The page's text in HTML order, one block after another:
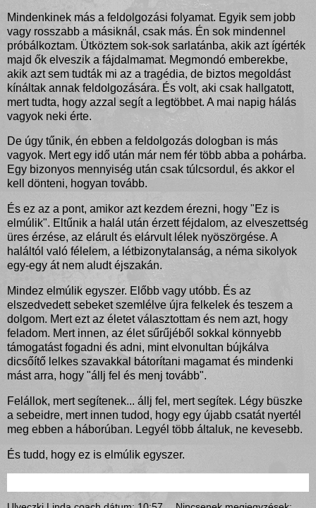
Mindenkinek más a feldolgozási folyamat. Egyik sem jobb
vagy rosszabb a másiknál, csak más. Én sok mindennel
próbálkoztam. Ütköztem sok-sok sarlatánba, akik azt ígérték
majd ők elveszik a fájdalmamat. Megmondó emberekbe,
akik azt sem tudták mi az a tragédia, de biztos megoldást
kínáltak annak feldolgozására. És volt, aki csak hallgatott,
mert tudta, hogy azzal segít a legtöbbet. A mai napig hálás
vagyok neki érte.
De úgy tűnik, én ebben a feldolgozás dologban is más
vagyok. Mert egy idő után már nem fér több abba a pohárba.
Egy bizonyos mennyiség után csak túlcsordul, és akkor el
kell dönteni, hogyan tovább.
És ez az a pont, amikor azt kezdem érezni, hogy "Ez is
elmúlik". Eltűnik a halál után érzett féjdalom, az elveszettség
üres érzése, az elárult és elárvult lélek nyöszörgése. A
haláltól való félelem, a létbizonytalanság, a néma sikolyok
egy-egy át nem aludt éjszakán.
Mindez elmúlik egyszer. Előbb vagy utóbb. És az
elszedvedett sebeket szemlélve újra felkelek és teszem a
dolgom. Mert ezt az életet választottam és nem azt, hogy
feladom. Mert innen, az élet sűrűjéből sokkal könnyebb
támogatást fogadni és adni, mint elvonultan bújkálva
dicsőítő lelkes szavakkal bátorítani magamat és mindenki
mást arra, hogy "állj fel és menj tovább".
Felállok, mert segítenek... állj fel, mert segítek. Légy büszke
a sebeidre, mert innen tudod, hogy egy újabb csatát nyertél
meg ebben a háborúban. Legyél több általuk, ne kevesebb.
És tudd, hogy ez is elmúlik egyszer.